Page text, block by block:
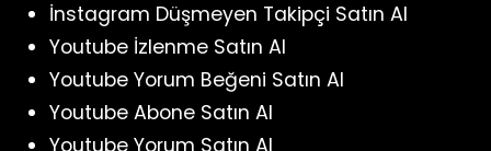
İnstagram Düşmeyen Takipçi Satın Al
Youtube İzlenme Satın Al
Youtube Yorum Beğeni Satın Al
Youtube Abone Satın Al
Youtube Yorum Satın Al